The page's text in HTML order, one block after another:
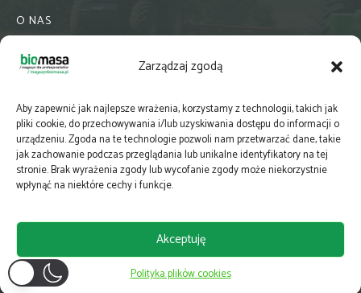
Zarządzaj zgodą
Aby zapewnić jak najlepsze wrażenia, korzystamy z technologii, takich jak
pliki cookie, do przechowywania i/lub uzyskiwania dostępu do informacji o
urządzeniu. Zgoda na te technologie pozwoli nam przetwarzać dane, takie
jak zachowanie podczas przeglądania lub unikalne identyfikatory na tej
stronie. Brak wyrażenia zgody lub wycofanie zgody może niekorzystnie
wpłynąć na niektóre cechy i funkcje.
Akceptuję
Polityka plików cookies
O NAS
WSPÓŁPRACA
PRENUMERATA
NEWSLETTER
MAPY
E-WYDANIE